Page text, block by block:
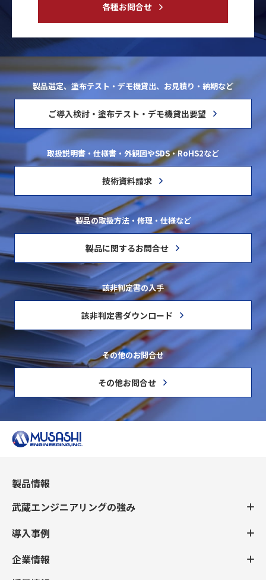
各種お問合せ
製品選定、塗布テスト・デモ機貸出、お見積り・納期など
ご導入検討・塗布テスト・デモ機貸出要望
取扱説明書・仕様書・外観図やSDS・RoHS2など
技術資料請求
製品の取扱方法・修理・仕様など
製品に関するお問合せ
該非判定書の入手
該非判定書ダウンロード
その他のお問合せ
その他お問合せ
製品情報
武蔵エンジニアリングの強み
導入事例
企業情報